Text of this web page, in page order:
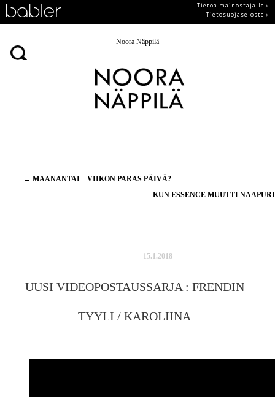
Tietoa mainostajalle ›
Tietosuojaseloste ›
Noora Näppilä
Artikkelien
← MAANANTAI – VIIKON PARAS PÄIVÄ?
KUN ESSENCE MUUTTI
15.1.2018
UUSI VIDEOPOSTAUSSARJA : FRENDIN
TYYLI / KAROLIINA